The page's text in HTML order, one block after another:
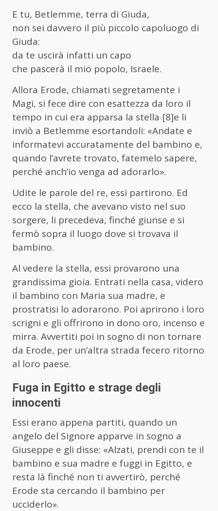
E tu, Betlemme, terra di Giuda,
non sei davvero il più piccolo capoluogo di
Giuda:
da te uscirà infatti un capo
che pascerà il mio popolo, Israele.
Allora Erode, chiamati segretamente i
Magi, si fece dire con esattezza da loro il
tempo in cui era apparsa la stella [8]e li
inviò a Betlemme esortandoli: «Andate e
informatevi accuratamente del bambino e,
quando l’avrete trovato, fatemelo sapere,
perché anch’io venga ad adorarlo».
Udite le parole del re, essi partirono. Ed
ecco la stella, che avevano visto nel suo
sorgere, li precedeva, finché giunse e si
fermò sopra il luogo dove si trovava il
bambino.
Al vedere la stella, essi provarono una
grandissima gioia. Entrati nella casa, videro
il bambino con Maria sua madre, e
prostratisi lo adorarono. Poi aprirono i loro
scrigni e gli offrirono in dono oro, incenso e
mirra. Avvertiti poi in sogno di non tornare
da Erode, per un’altra strada fecero ritorno
al loro paese.
Fuga in Egitto e strage degli
innocenti
Essi erano appena partiti, quando un
angelo del Signore apparve in sogno a
Giuseppe e gli disse: «Alzati, prendi con te il
bambino e sua madre e fuggi in Egitto, e
resta là finché non ti avvertirò, perché
Erode sta cercando il bambino per
ucciderlo».